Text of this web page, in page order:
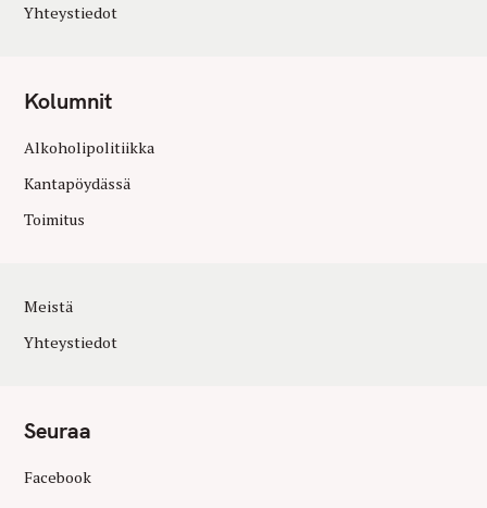
Yhteystiedot
Kolumnit
Alkoholipolitiikka
Kantapöydässä
Toimitus
Meistä
Yhteystiedot
Seuraa
Facebook